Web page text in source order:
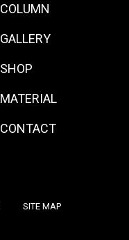
COLUMN
GALLERY
SHOP
MATERIAL
CONTACT
SITE MAP